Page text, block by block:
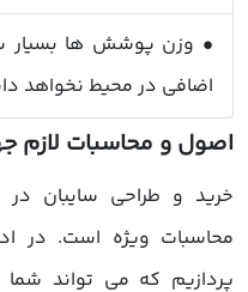
• وزن پوشش ها بسیار
اضافی در محیط نخواهد
اصول و محاسبات لازم
خرید و طراحی سایبان در
محاسبات ویژه است. در
پردازیم که می تواند